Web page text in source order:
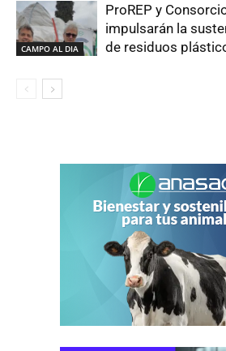
CAMPO AL DIA
ProREP y
impulsarán la
de residuos